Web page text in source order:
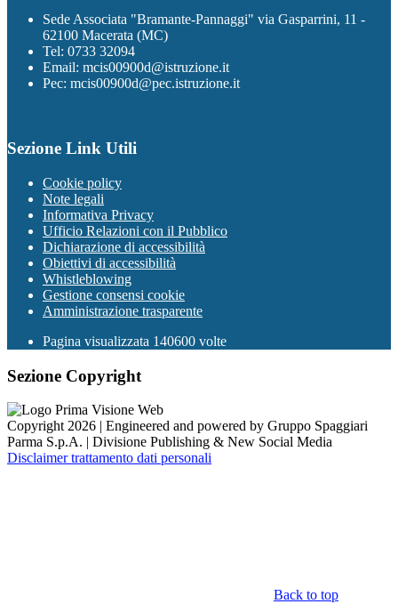
Sede Associata "Bramante-Pannaggi" via Gasparrini, 11 -
62100 Macerata (MC)
Tel: 0733 32094
Email: mcis00900d@istruzione.it
Pec: mcis00900d@pec.istruzione.it
Sezione Link Utili
Cookie policy
Note legali
Informativa Privacy
Ufficio Relazioni con il Pubblico
Dichiarazione di accessibilità
Obiettivi di accessibilità
Whistleblowing
Gestione consensi cookie
Amministrazione trasparente
Pagina visualizzata 140600 volte
Sezione Copyright
Copyright 2026 | Engineered and powered by Gruppo Spaggiari
Parma S.p.A. | Divisione Publishing & New Social Media
Disclaimer trattamento dati personali
Back to top